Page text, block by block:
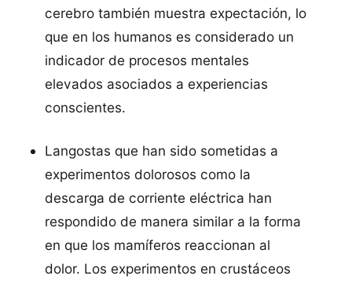
cerebro también muestra expectación, lo
que en los humanos es considerado un
indicador de procesos mentales
elevados asociados a experiencias
conscientes.
Langostas que han sido sometidas a
experimentos dolorosos como la
descarga de corriente eléctrica han
respondido de manera similar a la forma
en que los mamí­feros reaccionan al
dolor. Los experimentos en crustáceos